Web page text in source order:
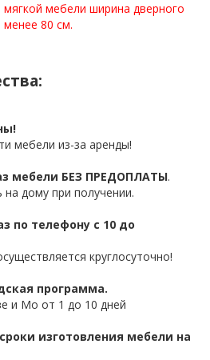
мебели ширина дверного
80 см.
мебели из-за аренды!
мебели БЕЗ ПРЕДОПЛАТЫ.
дому при получении.
по телефону с 10 до
круглосуточно!
программа.
и Мо от 1 до 10 дней
изготовления мебели на